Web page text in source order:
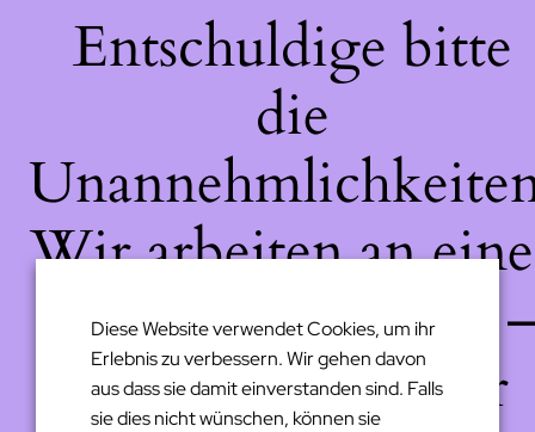
Entschuldige bitte
die
Wir arbeiten an
großartigen Sache
schau bald wieder
Diese Website verwendet Cookies, um ihr
Erlebnis zu verbessern. Wir gehen davon
aus dass sie damit einverstanden sind. Falls
sie dies nicht wünschen, können sie